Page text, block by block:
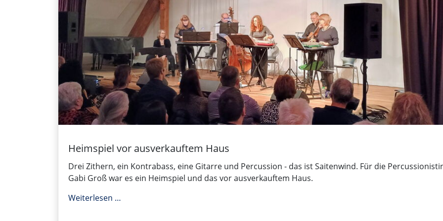
Heimspiel vor ausverkauftem Haus
Drei Zithern, ein Kontrabass, eine Gitarre und Percussion - das ist Saitenwind. Für die
Gabi Groß war es ein Heimspiel und das vor ausverkauftem Haus.
Weiterlesen …